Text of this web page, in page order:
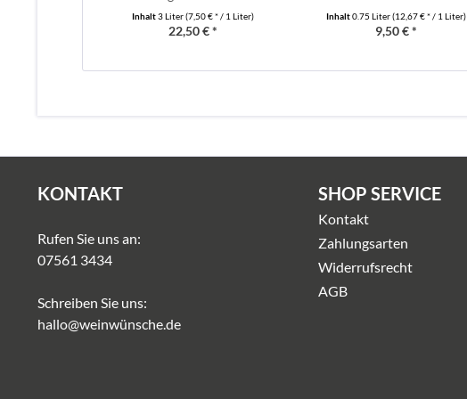
Inhalt3 Liter(7,50 € * / 1 Liter)
22,50 € *
Inhalt0.75 Liter(12,67 € * / 1 Liter)
9,50 € *
KONTAKT
Rufen Sie uns an:
07561 3434
Schreiben Sie uns:
hallo@weinwünsche.de
SHOP SERVICE
Kontakt
Zahlungsarten
Widerrufsrecht
AGB